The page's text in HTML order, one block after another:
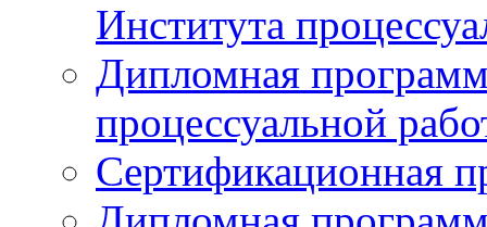
Института
Дипломная
процессуальной
Сертификационная